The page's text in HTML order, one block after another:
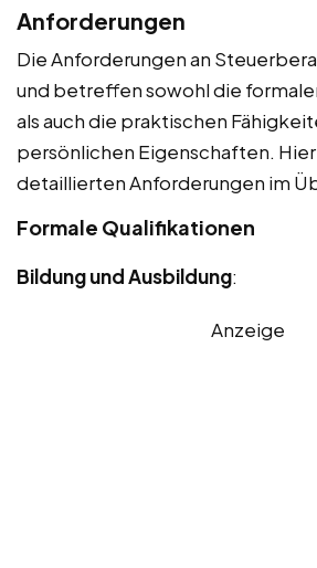
Anforderungen
Die Anforderungen an
und betreffen sowohl die
als auch die praktischen
persönlichen Eigenschaften.
detaillierten Anforderungen im
Formale Qualifikationen
Bildung und Ausbildung:
Anzeige